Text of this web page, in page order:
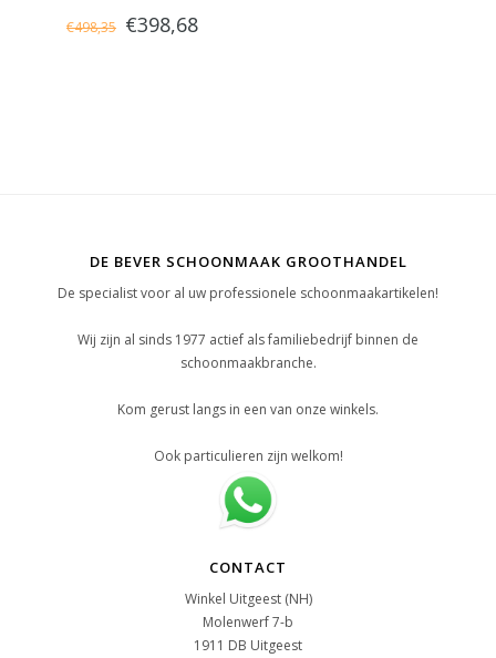
Steelstofzuiger, Graphite
€498,35 €398,68
DE BEVER SCHOONMAAK GROOTHANDEL
De specialist voor al uw professionele schoonmaakartikelen!
Wij zijn al sinds 1977 actief als familiebedrijf binnen de
schoonmaakbranche.
Kom gerust langs in een van onze winkels.
Ook particulieren zijn welkom!
CONTACT
Winkel Uitgeest (NH)
Molenwerf 7-b
1911 DB Uitgeest